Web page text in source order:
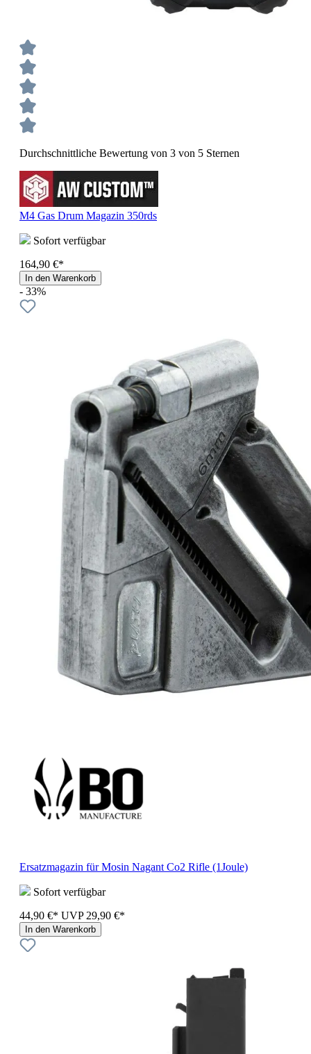
Durchschnittliche Bewertung von 3 von 5 Sternen
M4 Gas Drum Magazin 350rds
Sofort verfügbar
164,90 €*
In den Warenkorb
- 33%
Ersatzmagazin für Mosin Nagant Co2 Rifle (1Joule)
Sofort verfügbar
44,90 €* UVP 29,90 €*
In den Warenkorb